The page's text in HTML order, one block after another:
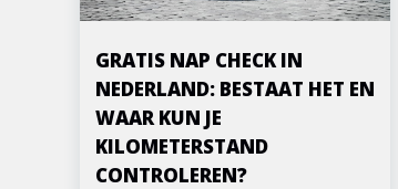
GRATIS NAP CHECK IN
NEDERLAND: BESTAAT HET EN
WAAR KUN JE
KILOMETERSTAND
CONTROLEREN?